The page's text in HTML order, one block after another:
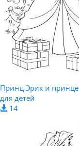
Принц Эрик и
для детей
14